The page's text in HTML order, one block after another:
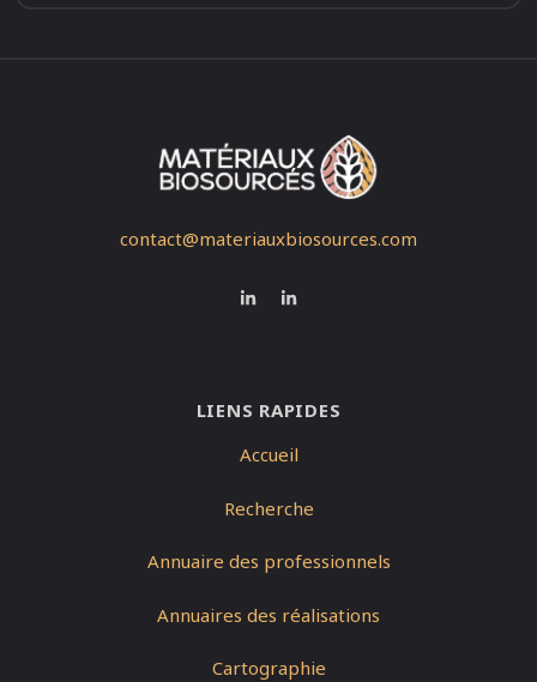
contact@materiauxbiosources.com
LIENS RAPIDES
Accueil
Recherche
Annuaire des professionnels
Annuaires des réalisations
Cartographie